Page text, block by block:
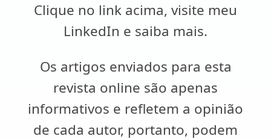
Clique no link acima, visite meu
LinkedIn e saiba mais.
Os artigos enviados para esta
revista online são apenas
informativos e refletem a opinião
de cada autor, portanto, podem